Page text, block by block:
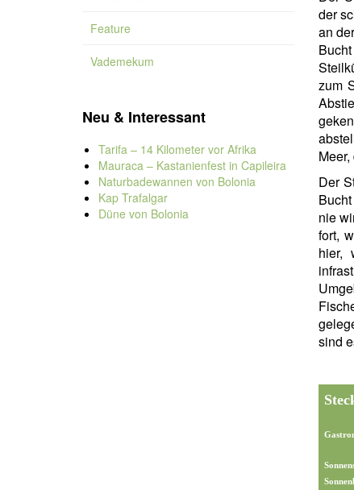
der
an
zum
Der
nie
fort,
hier,
sind
Feature
Vademekum
Neu & Interessant
Tarifa – 14 Kilometer vor Afrika
Mauraca – Kastanienfest in Capileira
Naturbadewannen von Bolonia
Kap Trafalgar
Düne von Bolonia